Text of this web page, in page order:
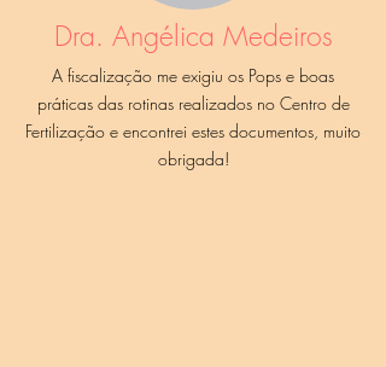
Dra. Angélica Medeiros
A fiscalização me exigiu os Pops e boas
práticas das rotinas realizados no Centro de
Fertilização e encontrei estes documentos, muito
obrigada!